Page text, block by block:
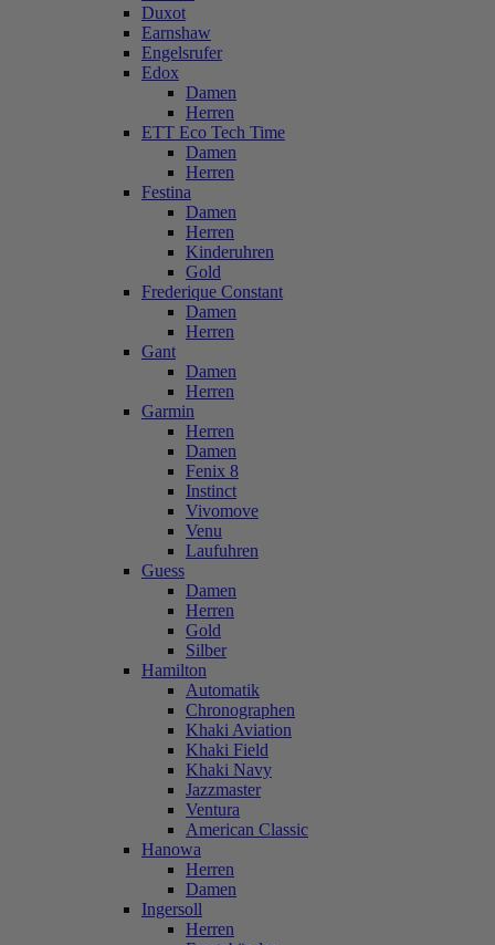
Duxot
Earnshaw
Engelsrufer
Edox
Damen
Herren
ETT Eco Tech Time
Damen
Herren
Festina
Damen
Herren
Kinderuhren
Gold
Frederique Constant
Damen
Herren
Gant
Damen
Herren
Garmin
Herren
Damen
Fenix 8
Instinct
Vivomove
Venu
Laufuhren
Guess
Damen
Herren
Gold
Silber
Hamilton
Automatik
Chronographen
Khaki Aviation
Khaki Field
Khaki Navy
Jazzmaster
Ventura
American Classic
Hanowa
Herren
Damen
Ingersoll
Herren